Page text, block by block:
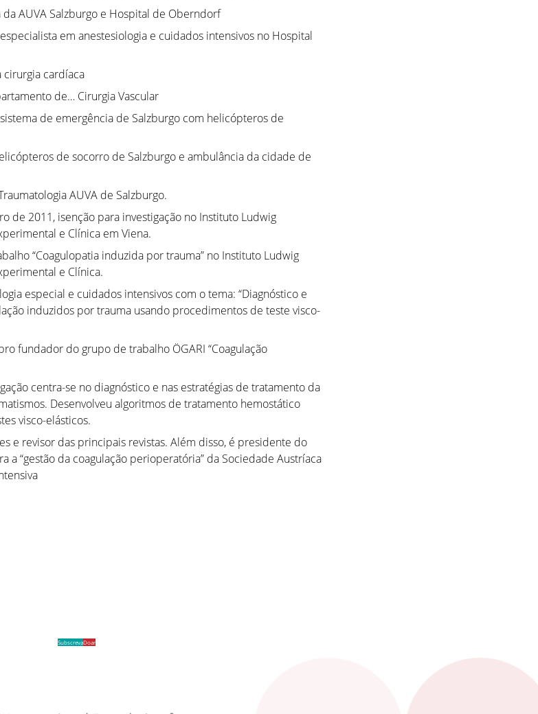
AUVA Salzburgo e Hospital de Oberndorf
em anestesiologia e cuidados intensivos no Hospital
cardíaca
de… Cirurgia Vascular
de emergência de Salzburgo com helicópteros de
de socorro de Salzburgo e ambulância da cidade de
AUVA de Salzburgo.
de 2011, isenção para investigação no Instituto Ludwig
e Clínica em Viena.
“Coagulopatia induzida por trauma” no Instituto Ludwig
e Clínica.
especial e cuidados intensivos com o tema: “Diagnóstico e
induzidos por trauma usando procedimentos de teste visco-
fundador do grupo de trabalho ÖGARI “Coagulação
centra-se no diagnóstico e nas estratégias de tratamento da
Desenvolveu algoritmos de tratamento hemostático
visco-elásticos.
e revisor das principais revistas. Além disso, é presidente do
a “gestão da coagulação perioperatória” da Sociedade Austríaca
SubscrevaDoar